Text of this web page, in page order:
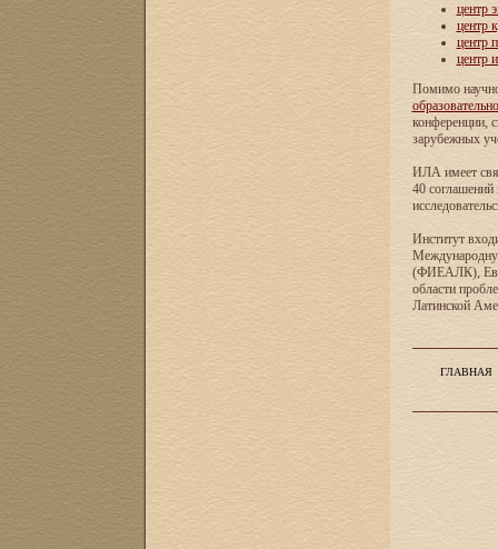
центр
центр
центр
центр
Помимо
конференции,
зарубежных
ИЛА имеет
40 соглашений
Институт
(ФИЕАЛК),
области
Латинской
ГЛАВНАЯ